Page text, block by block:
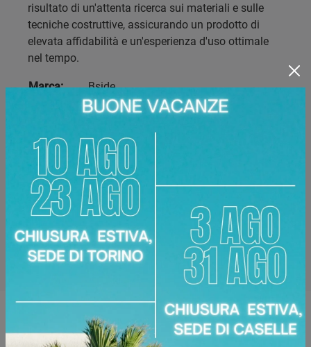
risultato di un'attenta ricerca sui materiali e sulle
tecniche costruttive, assicurando un prodotto di
elevata affidabilità e un'esperienza d'uso ottimale
nel tempo.
Marca:
Bside
Letto
Materiale:
classe E1, Poliuretano espanso
indeformabile, Tessuto, Pelle, Ecopelle,
Acciaio verniciato, Multistrato
Dimensioni: 90-130 x 200-210 x 86 cm
Disponibile presso:
Corso Racconigi, 134 , Torino
Zone servite: Torino Torinese, Chieri, Chivasso,
Ciriè, Collegno, Moncalieri, Settimo Torinese...
Richiedi Maggiori Informazioni